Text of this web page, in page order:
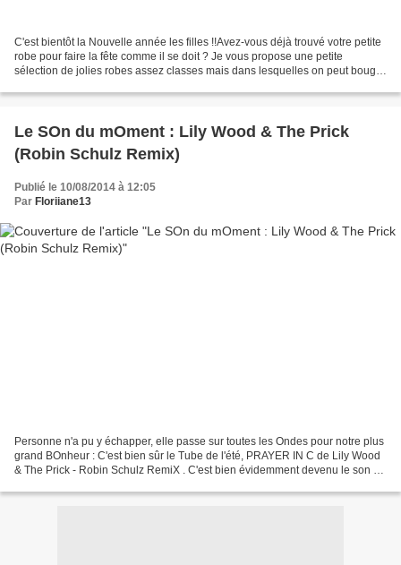
C'est bientôt la Nouvelle année les filles !!Avez-vous déjà trouvé votre petite
robe pour faire la fête comme il se doit ? Je vous propose une petite
sélection de jolies robes assez classes mais dans lesquelles on peut bouger
Le SOn du mOment : Lily Wood & The Prick
(Robin Schulz Remix)
Publié le 10/08/2014 à 12:05
Par Floriiane13
Personne n'a pu y échapper, elle passe sur toutes les Ondes pour notre plus
grand BOnheur : C'est bien sûr le Tube de l'été, PRAYER IN C de Lily Wood
& The Prick - Robin Schulz RemiX . C'est bien évidemment devenu le son de